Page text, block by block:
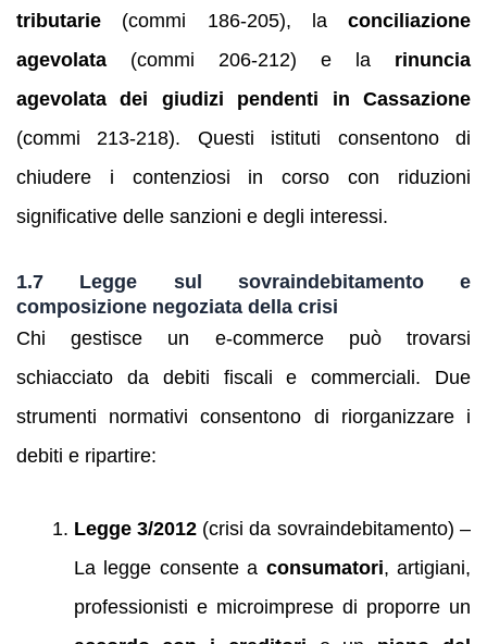
tributarie (commi 186‑205), la conciliazione
agevolata (commi 206‑212) e la rinuncia
agevolata dei giudizi pendenti in Cassazione
(commi 213‑218). Questi istituti consentono di
chiudere i contenziosi in corso con riduzioni
significative delle sanzioni e degli interessi.
1.7 Legge sul sovraindebitamento e
composizione negoziata della crisi
Chi gestisce un e‑commerce può trovarsi
schiacciato da debiti fiscali e commerciali. Due
strumenti normativi consentono di riorganizzare i
debiti e ripartire:
Legge 3/2012(crisi da sovraindebitamento) –
La legge consente a consumatori, artigiani,
professionisti e microimprese di proporre un